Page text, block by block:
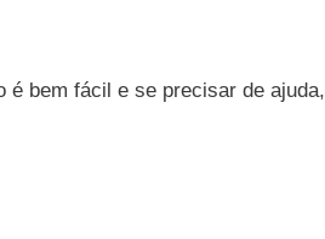
é bem fácil e se precisar de ajuda,